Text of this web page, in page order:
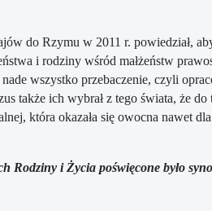
do Rzymu w 2011 r. powiedział,
i rodziny wśród małżeństw
wszystko przebaczenie, czyli
także ich wybrał z tego świata, że do
która okazała się owocna nawet
Rodziny i Życia poświęcone było